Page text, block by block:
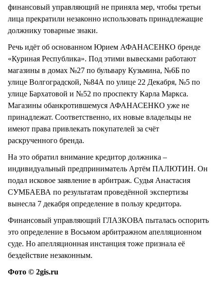
финансовый управляющий не приняла мер, чтобы третьи
лица прекратили незаконно использовать принадлежащие
должнику товарные знаки.
Речь идёт об основанном Юрием АФАНАСЕНКО бренде
«Куриная Республика». Под этими вывесками работают
магазины в домах №27 по бульвару Кузьмина, №6Б по
улице Волгоградской, №84А по улице 22 Декабря, №5 по
улице Бархатовой и №52 по проспекту Карла Маркса.
Магазины обанкротившемуся АФАНАСЕНКО уже не
принадлежат. Соответственно, их новые владельцы не
имеют права привлекать покупателей за счёт
раскрученного бренда.
На это обратил внимание кредитор должника –
индивидуальный предприниматель Артём ПАЛЮТИН. Он
подал исковое заявление в арбитраж. Судья Анастасия
СУМБАЕВА по результатам проведённой экспертизы
вынесла 7 декабря определение в пользу кредитора.
Финансовый управляющий ГЛАЗКОВА пыталась оспорить
это определение в Восьмом арбитражном апелляционном
суде. Но апелляционная инстанция тоже признала её
бездействие незаконным.
Фото © 2gis.ru